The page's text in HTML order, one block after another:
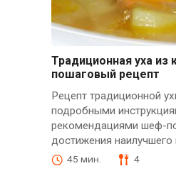
Традиционная уха из
пошаговый рецепт
Рецепт традиционной
подробными
рекомендациями шеф-
достижения наилучшего
45 мин. 4